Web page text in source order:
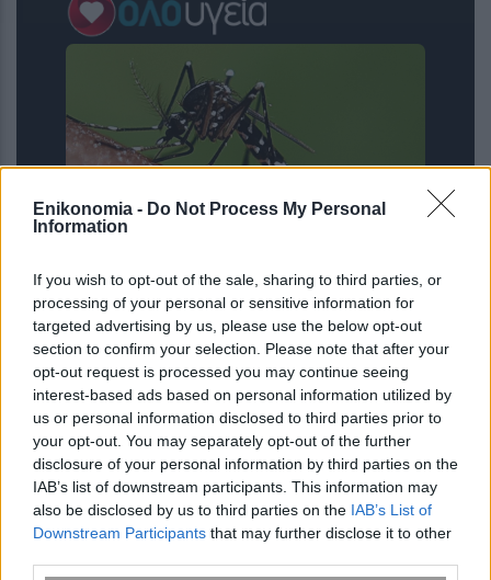
Enikonomia - Do Not Process My Personal
Information
If you wish to opt-out of the sale, sharing to third parties, or
processing of your personal or sensitive information for
targeted advertising by us, please use the below opt-out
section to confirm your selection. Please note that after your
opt-out request is processed you may continue seeing
interest-based ads based on personal information utilized by
us or personal information disclosed to third parties prior to
your opt-out. You may separately opt-out of the further
disclosure of your personal information by third parties on the
IAB’s list of downstream participants. This information may
also be disclosed by us to third parties on the IAB’s List of
Downstream Participants that may further disclose it to other
ΙΣΑ για έξαρση του ιού του Δυτικού
Νείλου στην Αττική: Ζητά άμεση
εντατικοποίηση των μέτρων κατά των
κουνουπιών